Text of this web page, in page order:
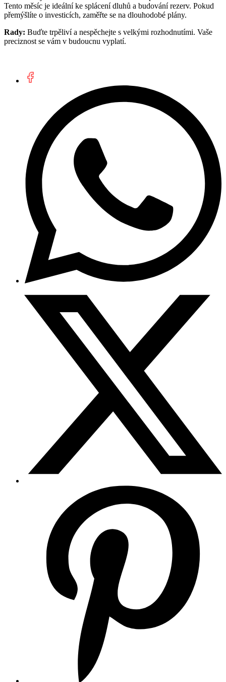
Tento měsíc je ideální ke splácení dluhů a budování rezerv. Pokud
přemýšlíte o investicích, zaměřte se na dlouhodobé plány.
Rady: Buďte trpěliví a nespěchejte s velkými rozhodnutími. Vaše
preciznost se vám v budoucnu vyplatí.